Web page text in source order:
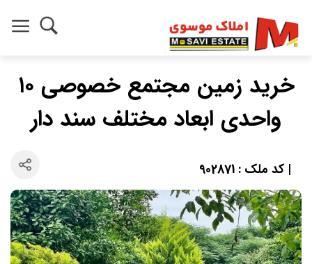
خرید زمین مجتمع خصوصی ۱۰
واحدی ابعاد مختلف سند دار
| کد ملک : 902871